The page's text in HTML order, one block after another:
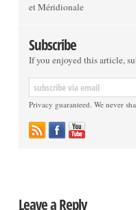
et Méridionale
Subscribe
If you enjoyed this article,
Privacy guaranteed. We never
Leave a Reply